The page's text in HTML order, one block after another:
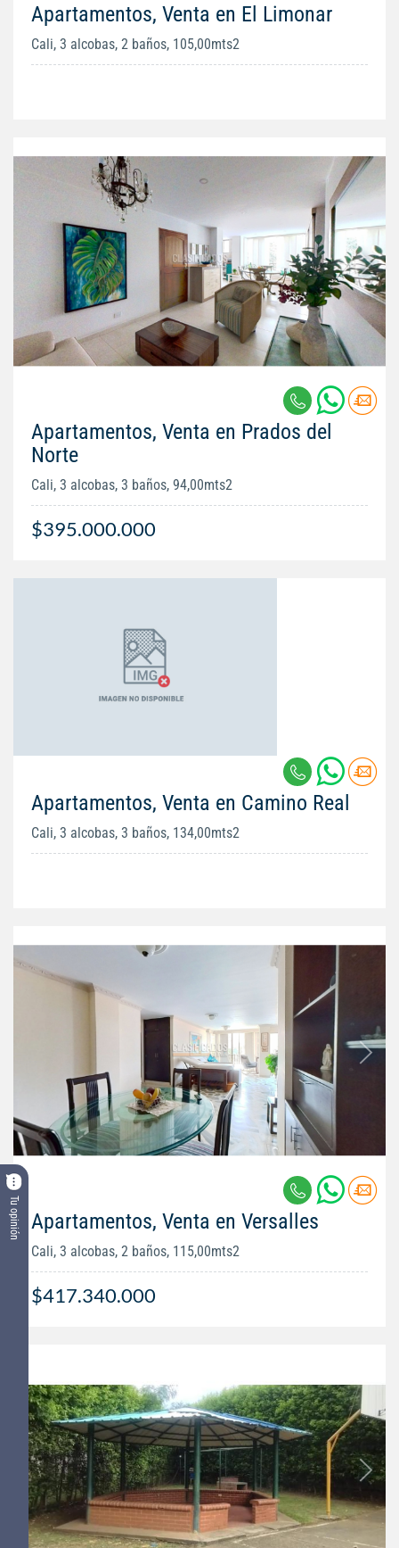
Tu opinión
Apartamentos, Venta en El Limonar
Cali, 3 alcobas, 2 baños, 105,00mts2
Apartamentos, Venta en Prados del
Norte
Cali, 3 alcobas, 3 baños, 94,00mts2
$395.000.000
Apartamentos, Venta en Camino Real
Cali, 3 alcobas, 3 baños, 134,00mts2
Apartamentos, Venta en Versalles
Cali, 3 alcobas, 2 baños, 115,00mts2
$417.340.000